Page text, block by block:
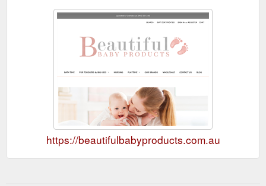
https://beautifulbabyproducts.com.au